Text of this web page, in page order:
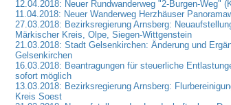
12.04.2018: Neuer Rundwanderweg "2-Burgen-Weg"
11.04.2018: Neuer Wanderweg Herzhäuser
27.03.2018: Bezirksregierung Arnsberg:
Märkischer Kreis, Olpe, Siegen-Wittgenstein
21.03.2018: Stadt Gelsenkirchen: Änderung und
Gelsenkirchen
16.03.2018: Beantragungen für steuerliche
sofort möglich
13.03.2018: Bezirksregierung Arnsberg:
Kreis Soest